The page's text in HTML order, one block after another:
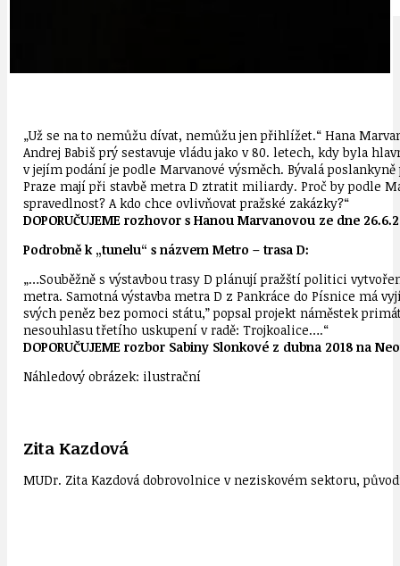
„Už se na to nemůžu dívat, nemůžu jen přihlížet.“ Hana
Andrej Babiš prý sestavuje vládu jako v 80. letech, kdy byla
v jejím podání je podle Marvanové výsměch. Bývalá
Praze mají při stavbě metra D ztratit miliardy. Proč by podle
spravedlnost? A kdo chce ovlivňovat pražské zakázky?“
DOPORUČUJEME rozhovor s Hanou Marvanovou ze dne
Podrobně k „tunelu“ s názvem Metro – trasa D:
„…Souběžně s výstavbou trasy D plánují pražští politici
metra. Samotná výstavba metra D z Pankráce do Písnice má
svých peněz bez pomoci státu,” popsal projekt náměstek
nesouhlasu třetího uskupení v radě: Trojkoalice….“
DOPORUČUJEME rozbor Sabiny Slonkové z dubna 2018 na
Náhledový obrázek: ilustrační
Zita Kazdová
MUDr. Zita Kazdová dobrovolnice v neziskovém sektoru,